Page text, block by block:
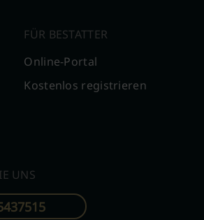
FÜR BESTATTER
Online-Portal
Kostenlos registrieren
UNS